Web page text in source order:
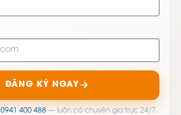
ĐĂNG KÝ NGAY
0941 400 488— luôn có chuyên gia trực 24/7.